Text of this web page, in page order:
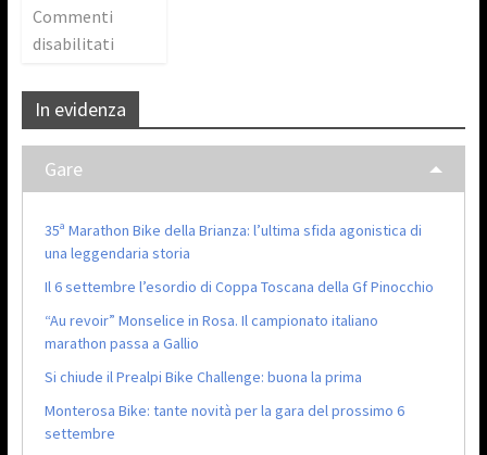
Commenti
disabilitati
In evidenza
Gare
35ª Marathon Bike della Brianza: l’ultima sfida agonistica di
una leggendaria storia
Il 6 settembre l’esordio di Coppa Toscana della Gf Pinocchio
“Au revoir” Monselice in Rosa. Il campionato italiano
marathon passa a Gallio
Si chiude il Prealpi Bike Challenge: buona la prima
Monterosa Bike: tante novità per la gara del prossimo 6
settembre